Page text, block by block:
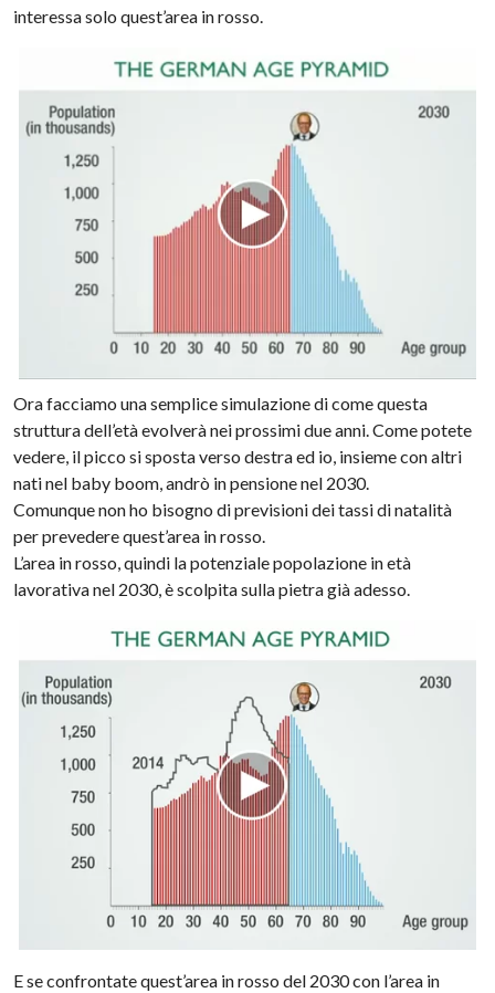
interessa solo quest’area in rosso.
Ora facciamo una semplice simulazione di come questa
struttura dell’età evolverà nei prossimi due anni. Come potete
vedere, il picco si sposta verso destra ed io, insieme con altri
nati nel baby boom, andrò in pensione nel 2030.
Comunque non ho bisogno di previsioni dei tassi di natalità
per prevedere quest’area in rosso.
L’area in rosso, quindi la potenziale popolazione in età
lavorativa nel 2030, è scolpita sulla pietra già adesso.
E se confrontate quest’area in rosso del 2030 con l’area in